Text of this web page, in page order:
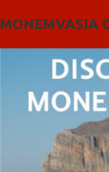
MONEMVASIA